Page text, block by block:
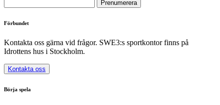
Förbundet
Kontakta oss gärna vid frågor. SWE3:s sportkontor finns på
Idrottens hus i Stockholm.
Kontakta oss
Börja spela